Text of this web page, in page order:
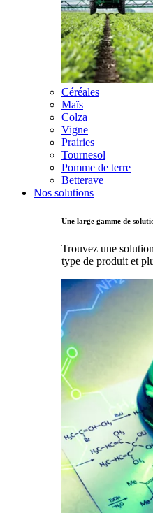
Céréales
Maïs
Colza
Vigne
Prairies
Tournesol
Pomme de terre
Betterave
Nos solutions
Une large gamme de
Trouvez une
type de produit et